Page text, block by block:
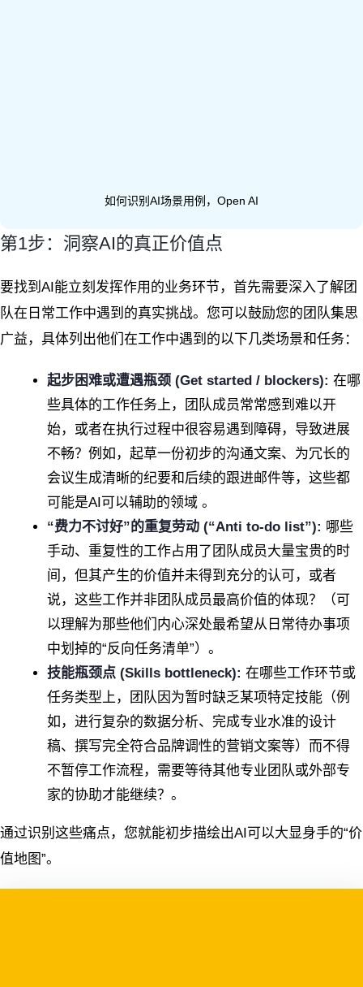
如何识别AI场景用例，Open AI
第1步：洞察AI的真正价值点
要找到AI能立刻发挥作用的业务环节，首先需要深入了解团
队在日常工作中遇到的真实挑战。您可以鼓励您的团队集思
广益，具体列出他们在工作中遇到的以下几类场景和任务：
起步困难或遭遇瓶颈 (Get started / blockers): 在哪
些具体的工作任务上，团队成员常常感到难以开
始，或者在执行过程中很容易遇到障碍，导致进展
不畅？例如，起草一份初步的沟通文案、为冗长的
会议生成清晰的纪要和后续的跟进邮件等，这些都
可能是AI可以辅助的领域 。
“费力不讨好”的重复劳动 (“Anti to-do list”): 哪些
手动、重复性的工作占用了团队成员大量宝贵的时
间，但其产生的价值并未得到充分的认可，或者
说，这些工作并非团队成员最高价值的体现？（可
以理解为那些他们内心深处最希望从日常待办事项
中划掉的“反向任务清单”）。
技能瓶颈点 (Skills bottleneck): 在哪些工作环节或
任务类型上，团队因为暂时缺乏某项特定技能（例
如，进行复杂的数据分析、完成专业水准的设计
稿、撰写完全符合品牌调性的营销文案等）而不得
不暂停工作流程，需要等待其他专业团队或外部专
家的协助才能继续？。
通过识别这些痛点，您就能初步描绘出AI可以大显身手的“价
值地图”。